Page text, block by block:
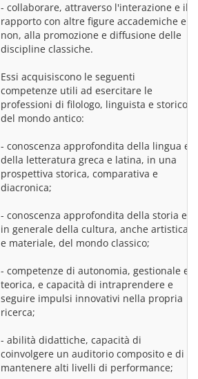
- collaborare, attraverso l'interazione e il
rapporto con altre figure accademiche e
non, alla promozione e diffusione delle
discipline classiche.
Essi acquisiscono le seguenti
competenze utili ad esercitare le
professioni di filologo, linguista e storico
del mondo antico:
- conoscenza approfondita della lingua e
della letteratura greca e latina, in una
prospettiva storica, comparativa e
diacronica;
- conoscenza approfondita della storia e
in generale della cultura, anche artistica
e materiale, del mondo classico;
- competenze di autonomia, gestionale e
teorica, e capacità di intraprendere e
seguire impulsi innovativi nella propria
ricerca;
- abilità didattiche, capacità di
coinvolgere un auditorio composito e di
mantenere alti livelli di performance;